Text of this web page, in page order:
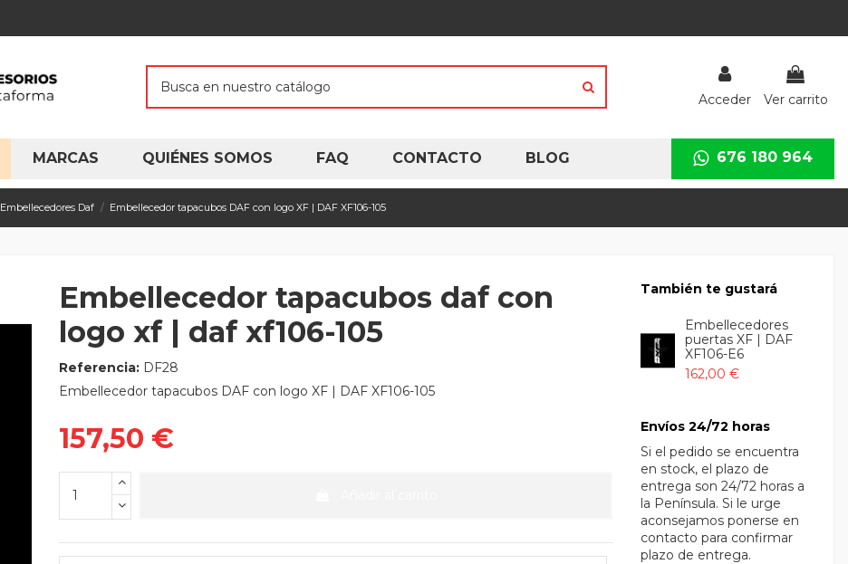
Acceder Ver carrito
MARCAS QUIÉNES SOMOS FAQ CONTACTO BLOG 676 180 964
Embellecedores Daf Embellecedor tapacubos DAF con logo XF | DAF XF106-105
Embellecedor tapacubos daf con
logo xf | daf xf106-105
Referencia: DF28
Embellecedor tapacubos DAF con logo XF | DAF XF106-105
157,50 €
También te gustará
Embellecedores
puertas XF | DAF
XF106-E6
162,00 €
Envíos 24/72 horas
Si el pedido se encuentra
en stock, el plazo de
entrega son 24/72 horas a
la Península. Si le urge
aconsejamos ponerse en
contacto para confirmar
plazo de entrega.